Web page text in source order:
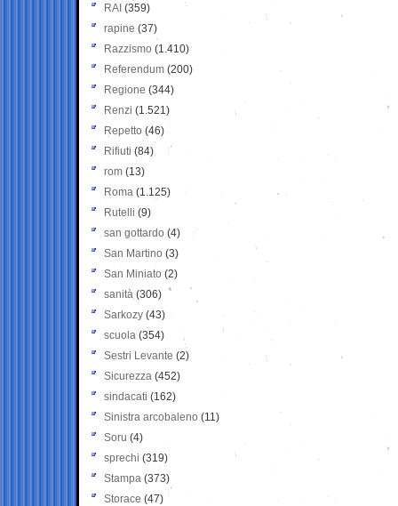
RAI (359)
rapine (37)
Razzismo (1.410)
Referendum (200)
Regione (344)
Renzi (1.521)
Repetto (46)
Rifiuti (84)
rom (13)
Roma (1.125)
Rutelli (9)
san gottardo (4)
San Martino (3)
San Miniato (2)
sanità (306)
Sarkozy (43)
scuola (354)
Sestri Levante (2)
Sicurezza (452)
sindacati (162)
Sinistra arcobaleno (11)
Soru (4)
sprechi (319)
Stampa (373)
Storace (47)